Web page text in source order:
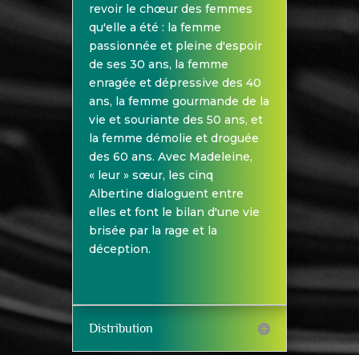
revoir le chœur des femmes
qu'elle a été : la femme
passionnée et pleine d'espoir
de ses 30 ans, la femme
enragée et dépressive des 40
ans, la femme gourmande de la
vie et souriante des 50 ans, et
la femme démolie et droguée
des 60 ans. Avec Madeleine,
« leur » sœur, les cinq
Albertine dialoguent entre
elles et font le bilan d'une vie
brisée par la rage et la
déception.
Distribution